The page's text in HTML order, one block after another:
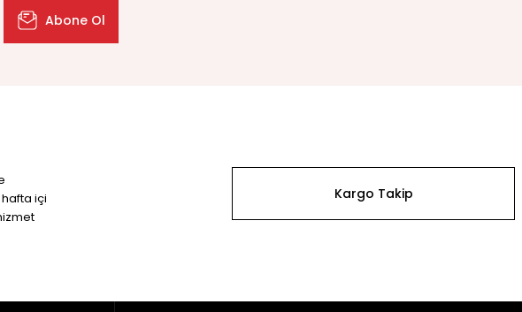
Abone Ol
hafta içi
Kargo Takip